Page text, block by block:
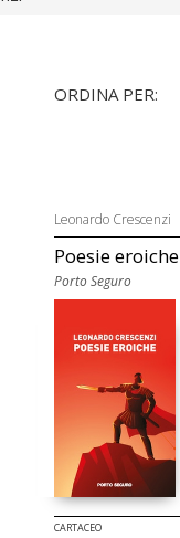
ORDINA PER:
Leonardo Crescenzi
Poesie eroiche
Porto Seguro
CARTACEO